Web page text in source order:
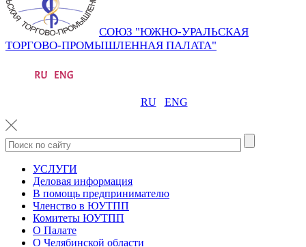
СОЮЗ "ЮЖНО-УРАЛЬСКАЯ
ТОРГОВО-ПРОМЫШЛЕННАЯ ПАЛАТА"
RU ENG
УСЛУГИ
Деловая информация
В помощь предпринимателю
Членство в ЮУТПП
Комитеты ЮУТПП
О Палате
О Челябинской области